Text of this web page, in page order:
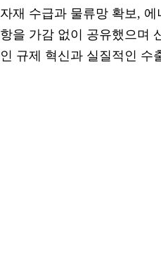
재 수급과 물류망 확보,
을 가감 없이 공유했으며
규제 혁신과 실질적인 수